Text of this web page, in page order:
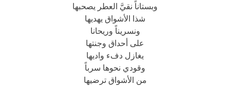
وبستاناً نقيَّ العطر يصحبها
شذا الأشواق يهديها
ونسريناً وريحانا
على أحداق وجنتها
يغازل دفء واديها
وقودي نحوها سرباً
من الأشواق ترضيها